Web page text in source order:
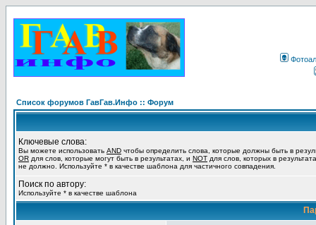
Список форумов ГавГав.Инфо :: Форум
Ключевые слова:
Вы можете использовать AND чтобы определить слова, которые должны быть в
OR для слов, которые могут быть в результатах, и NOT для слов, которых в
не должно. Используйте * в качестве шаблона для частичного совпадения.
Поиск по автору:
Используйте * в качестве шаблона